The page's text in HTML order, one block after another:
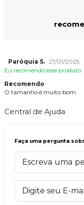
Paróquia S. 27/01/2025
Eu recomendo esse produto.
Recomendo
O tamanho é muito bom
Central de Ajuda
Faça uma pergunta